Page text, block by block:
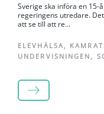
Sverige ska införa en
regeringens utredare.
att se till att re...
ELEVHÄLSA ,
UNDERVISNINGEN ,
LÄS MER